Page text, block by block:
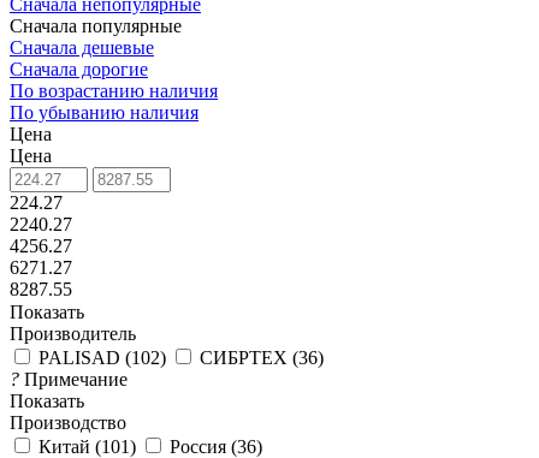
Сначала популярные
Сначала дешевые
Сначала дорогие
По возрастанию наличия
По убыванию наличия
Цена
Цена
224.27
2240.27
4256.27
6271.27
8287.55
Показать
Производитель
PALISAD (102) СИБРТЕХ (36)
? Примечание
Показать
Производство
Китай (101) Россия (36)